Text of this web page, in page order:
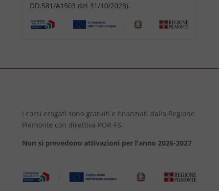
DD.581/A1503 del 31/10/2023).
I corsi erogati sono gratuiti e finanziati dalla Regione
Piemonte con direttiva POR-FS.
Non si prevedono attivazioni per l'anno 2026-2027